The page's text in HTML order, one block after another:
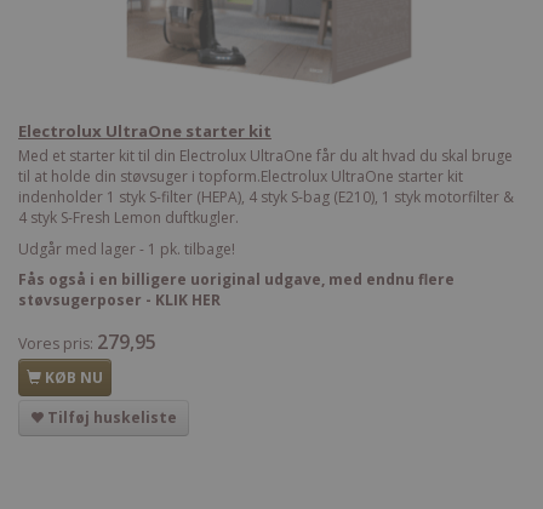
Electrolux UltraOne starter kit
Med et starter kit til din Electrolux UltraOne får du alt hvad du skal bruge
til at holde din støvsuger i topform.Electrolux UltraOne starter kit
indenholder 1 styk S-filter (HEPA), 4 styk S-bag (E210), 1 styk motorfilter &
4 styk S-Fresh Lemon duftkugler.
Udgår med lager - 1 pk. tilbage!
Fås også i en billigere uoriginal udgave, med endnu flere
støvsugerposer - KLIK HER
Vores pris: 279,95
KØB NU
Tilføj huskeliste